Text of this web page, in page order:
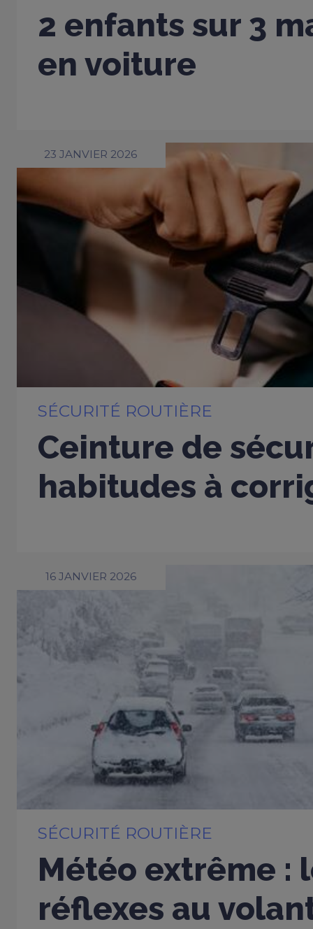
2 enfants sur 3
en voiture
23 JANVIER 2026
SÉCURITÉ ROUTIÈRE
Ceinture de
habitudes à
16 JANVIER 2026
SÉCURITÉ ROUTIÈRE
Météo extrême :
réflexes au